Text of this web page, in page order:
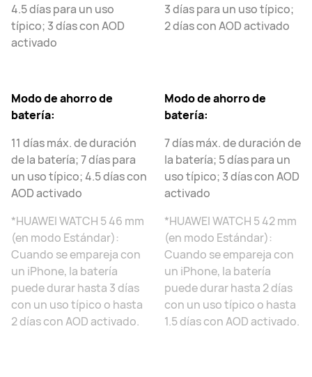
4.5 días para un uso
típico; 3 días con AOD
activado
Modo de ahorro de
batería:
11 días máx. de duración
de la batería; 7 días para
un uso típico; 4.5 días con
AOD activado
*HUAWEI WATCH 5 46 mm
(en modo Estándar):
Cuando se empareja con
un iPhone, la batería
puede durar hasta 3 días
con un uso típico o hasta
2 días con AOD activado.
3 días para un uso típico;
2 días con AOD activado
Modo de ahorro de
batería:
7 días máx. de duración de
la batería; 5 días para un
uso típico; 3 días con AOD
activado
*HUAWEI WATCH 5 42 mm
(en modo Estándar):
Cuando se empareja con
un iPhone, la batería
puede durar hasta 2 días
con un uso típico o hasta
1.5 días con AOD activado.